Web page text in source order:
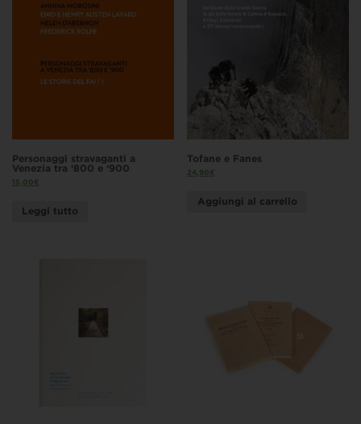
Personaggi stravaganti a
Venezia tra ‘800 e ‘900
15,00€
Leggi tutto
Tofane e Fanes
24,90€
Aggiungi al carrello